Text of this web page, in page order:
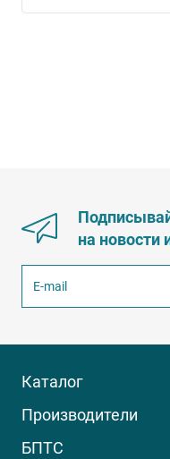
на новости
Каталог
Производители
БПТС